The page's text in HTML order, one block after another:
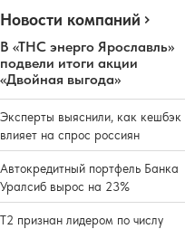
Новости компаний
В «ТНС энерго Ярославль»
подвели итоги акции
«Двойная выгода»
Эксперты выяснили, как кешбэк
влияет на спрос россиян
Автокредитный портфель Банка
Уралсиб вырос на 23%
Т2 признан лидером по числу